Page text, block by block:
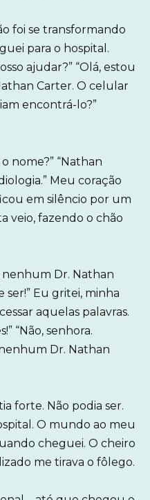
foi se transformando
para o hospital.
ajudar?” “Olá, estou
Carter. O celular
encontrá-lo?”
nome?” “Nathan
Meu coração
em silêncio por um
veio, fazendo o chão
nenhum Dr. Nathan
ser!” Eu gritei, minha
aquelas palavras.
“Não, senhora.
Dr. Nathan
forte. Não podia ser.
O mundo ao meu
cheguei. O cheiro
me tirava o fôlego.